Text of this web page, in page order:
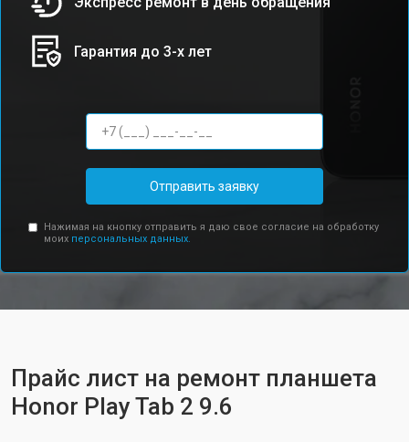
Гарантия до 3-х лет
Отправить заявку
Нажимая на кнопку отправить я даю свое согласие на обработку
моих персональных данных.
Прайс лист на ремонт планшета
Honor Play Tab 2 9.6